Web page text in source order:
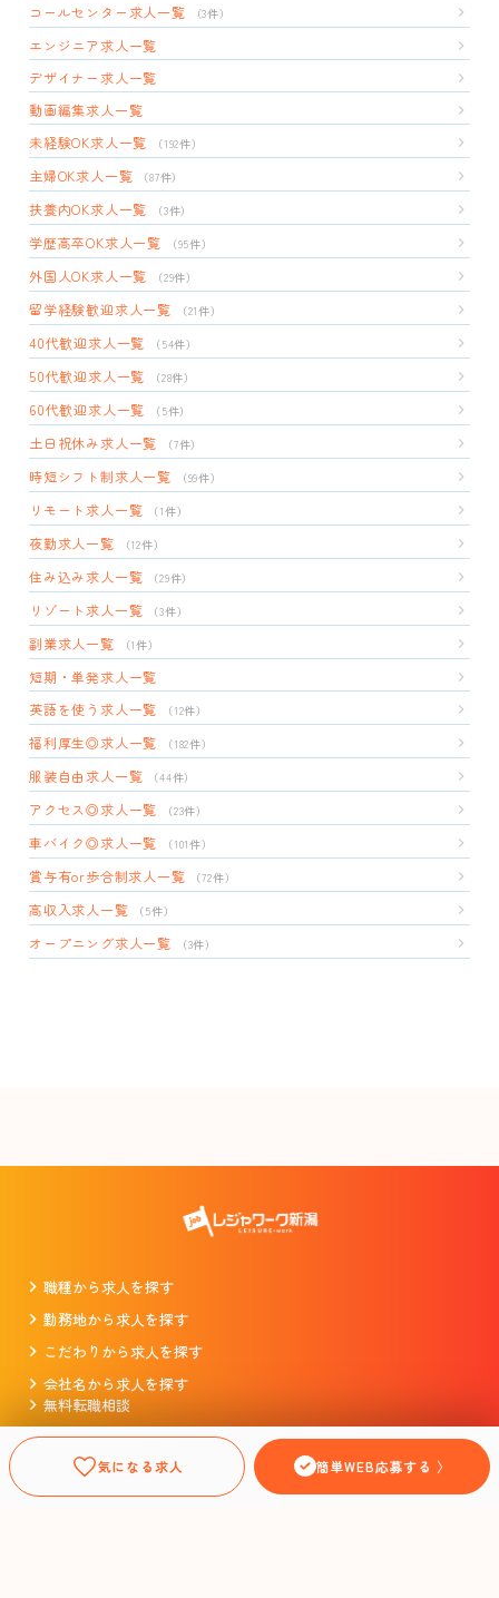
コールセンター求人一覧 （3件）
エンジニア求人一覧
デザイナー求人一覧
動画編集求人一覧
未経験OK求人一覧
（192件）
主婦OK求人一覧 （87件）
扶養内OK求人一覧 （3件）
学歴高卒OK求人一覧 （95件）
外国人OK求人一覧 （29件）
留学経験歓迎求人一覧 （21件）
40代歓迎求人一覧 （54件）
50代歓迎求人一覧 （28件）
60代歓迎求人一覧 （5件）
土日祝休み求人一覧 （7件）
時短シフト制求人一覧 （99件）
リモート求人一覧 （1件）
夜勤求人一覧 （12件）
住み込み求人一覧 （29件）
リゾート求人一覧 （3件）
副業求人一覧 （1件）
短期・単発求人一覧
英語を使う求人一覧
（12件）
福利厚生◎求人一覧 （182件）
服装自由求人一覧 （44件）
アクセス◎求人一覧 （23件）
車バイク◎求人一覧 （101件）
賞与有or歩合制求人一覧 （72件）
高収入求人一覧 （5件）
オープニング求人一覧 （3件）
気になる求人 簡単WEB応募する 〉
職種から求人を探す
勤務地から求人を探す
こだわりから求人を探す
会社名から求人を探す
無料転職相談
掲載をお考えの企業様
プライバシーポリシー